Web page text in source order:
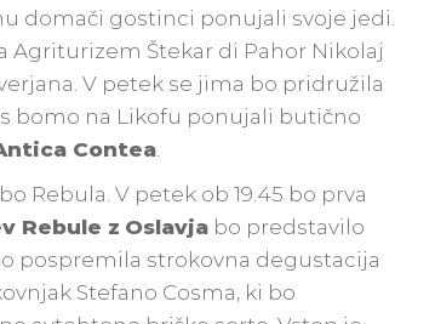
domači gostinci ponujali svoje jedi.
Agriturizem Štekar di Pahor Nikolaj
V petek se jima bo pridružila
bomo na Likofu ponujali butično
Contea.
Rebula. V petek ob 19.45 bo prva
Rebule z Oslavjabo predstavilo
pospremila strokovna degustacija
Stefano Cosma, ki bo